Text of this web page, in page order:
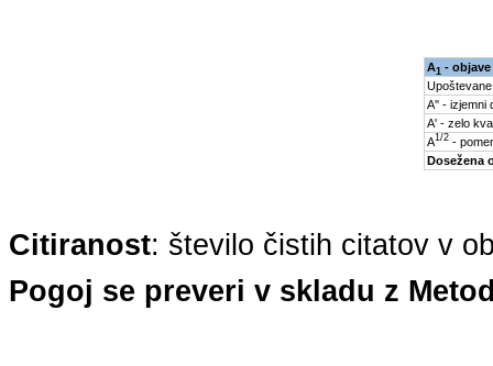
A1 - objave
A'' - izjemni
A' - zelo
A1/2-
Dosežena
Citiranost: število čistih citatov v
Pogoj se preveri v skladu z